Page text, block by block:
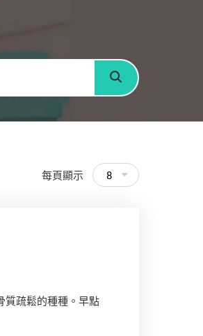
搜尋
每頁顯示 8
質疏鬆的種種。早點